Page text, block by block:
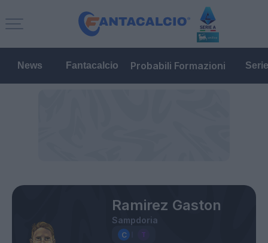
News Fantacalcio Probabili Formazioni
Ramirez Gaston
Sampdoria